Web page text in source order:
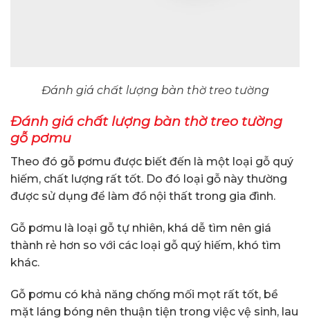
Đánh giá chất lượng bàn thờ treo tường
Đánh giá chất lượng bàn thờ treo tường
gỗ pơmu
Theo đó gỗ pơmu được biết đến là một loại gỗ quý
hiếm, chất lượng rất tốt. Do đó loại gỗ này thường
được sử dụng để làm đồ nội thất trong gia đình.
Gỗ pơmu là loại gỗ tự nhiên, khá dễ tìm nên giá
thành rẻ hơn so với các loại gỗ quý hiếm, khó tìm
khác.
Gỗ pơmu có khả năng chống mối mọt rất tốt, bề
mặt láng bóng nên thuận tiện trong việc vệ sinh, lau